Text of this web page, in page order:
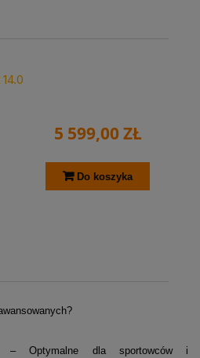
5 599,00 ZŁ
Do koszyka
– Optymalne dla sportowców i